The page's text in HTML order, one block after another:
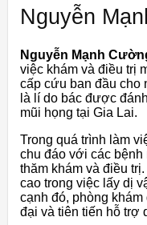
Nguyễn
Nguyễn Mạnh
việc khám và điều trị
cấp cứu ban đầu
là lí do bác được
mũi họng tại Gia Lai.
Trong quá trình làm
chu đáo với các bệnh
thăm khám và điều
cao trong việc lấy dị
cạnh đó, phòng
đại và tiên tiến hỗ trợ